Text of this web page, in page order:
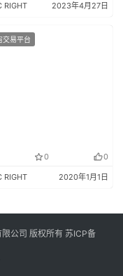
RIGHT 2023年4月27日
交易平台
0 0
RIGHT 2020年1月1日
公司 版权所有 苏ICP备